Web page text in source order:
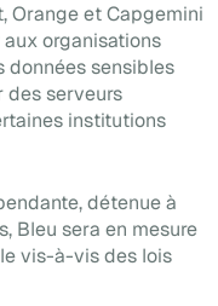
Orange et Capgemini
organisations
données sensibles
des serveurs
institutions
détenue à
Bleu sera en mesure
vis-à-vis des lois